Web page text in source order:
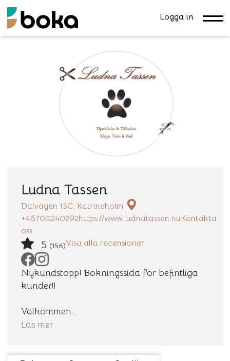
Logga in
Ludna Tassen
Dalvägen 13C, Katrineholm
+46700240292https://www.ludnatassen.nuKontakta
oss
5 (156)Visa alla recensioner
Nykundstopp! Bokningssida för befintliga
kunder!!
Välkommen...
Läs mer